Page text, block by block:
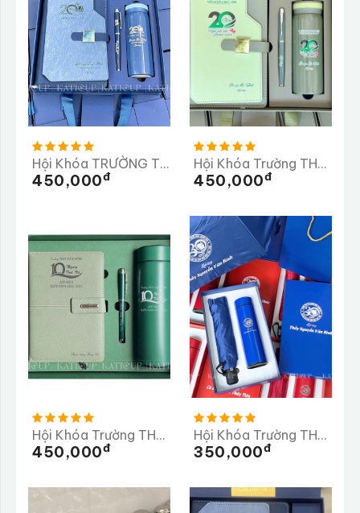
Hội Khóa TRƯỜNG THPT CƯ JÚT
450,000Đ
Hội Khóa Trường THPT Đội Cấn
450,000Đ
Hội Khóa Trường THPT HÀM RÔNG
450,000Đ
Hội Khóa Trường THPT Số 2 Nghĩa Hành Quảng Ngãi
350,000Đ